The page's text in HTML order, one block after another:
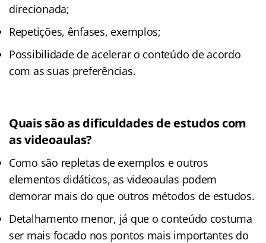
direcionada;
Repetições, ênfases, exemplos;
Possibilidade de acelerar o conteúdo de acordo
com as suas preferências.
Quais são as dificuldades de estudos com
as videoaulas?
Como são repletas de exemplos e outros
elementos didáticos, as videoaulas podem
demorar mais do que outros métodos de estudos.
Detalhamento menor, já que o conteúdo costuma
ser mais focado nos pontos mais importantes do